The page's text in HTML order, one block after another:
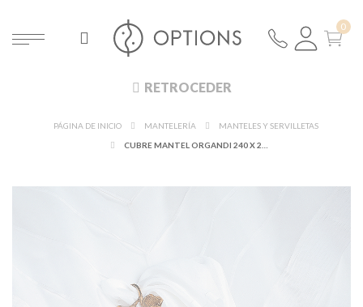
RETROCEDER
PÁGINA DE INICIO MANTELERÍA
MANTELES Y SERVILLETAS